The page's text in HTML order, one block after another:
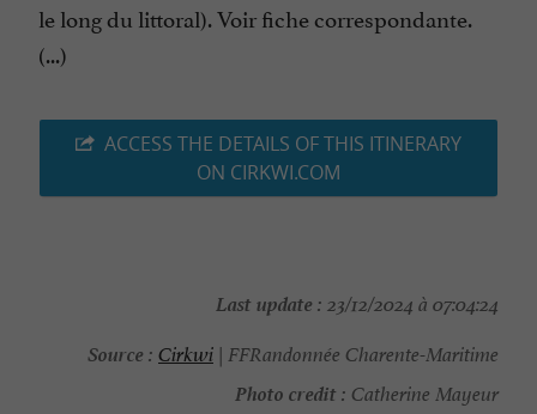
le long du littoral). Voir fiche correspondante.
(...)
ACCESS THE DETAILS OF THIS ITINERARY
ON CIRKWI.COM
Last update : 23/12/2024 à 07:04:24
Source : Cirkwi | FFRandonnée Charente-Maritime
Photo credit : Catherine Mayeur